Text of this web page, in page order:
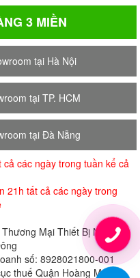
3 MIỀN
tại Hà Nội
tại TP. HCM
tại Đà Nẵng
các ngày trong tuần kể cả
21h tất cả các ngày trong
Mại Thiết Bị Nội Thất
số: 8928021800-001
thuế Quận Hoàng Mai